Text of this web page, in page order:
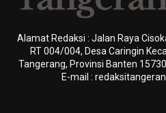
Alamat Redaksi : Jalan Raya
RT 004/004, Desa Caringin
Tangerang, Provinsi Banten
E-mail :